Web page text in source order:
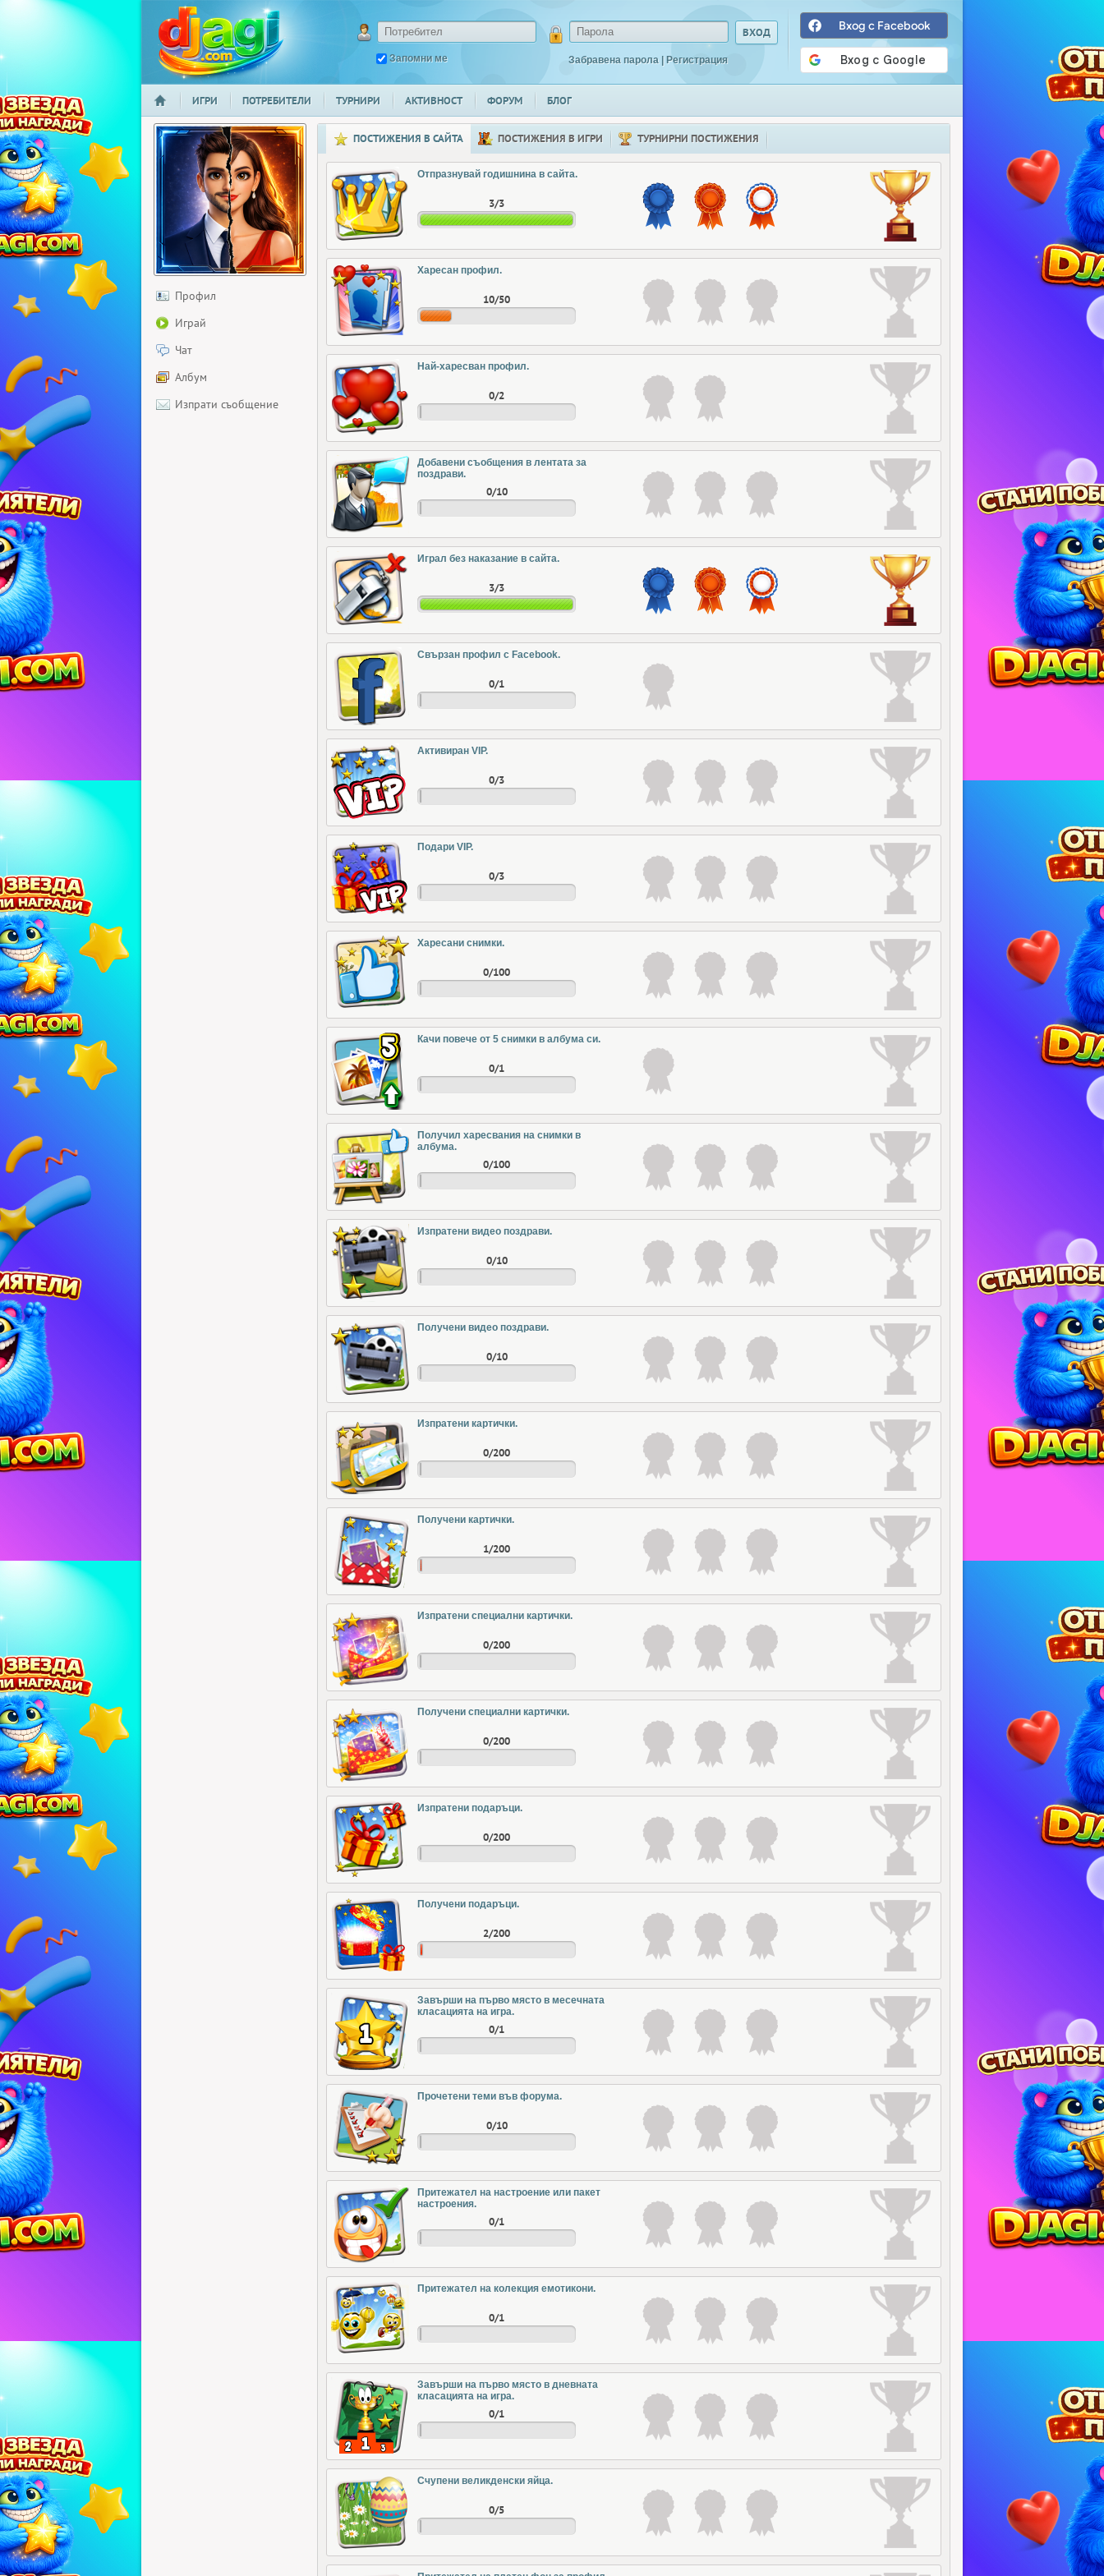
djagi.com
Запомни ме Забравена парола | Регистрация
Вход с Facebook
НАЧАЛО
ИГРИ ПОТРЕБИТЕЛИ ТУРНИРИ АКТИВНОСТ ФОРУМ БЛОГ
Профил
Играй
Чат
Албум
Изпрати съобщение
ПОСТИЖЕНИЯ В САЙТА ПОСТИЖЕНИЯ В ИГРИ ТУРНИРНИ ПОСТИЖЕНИЯ
Отпразнувай годишнина в сайта.
3/3
Харесан профил.
10/50
Най-харесван профил.
0/2
Добавени съобщения в лентата за
поздрави.
0/10
Играл без наказание в сайта.
3/3
Свързан профил с Facebook.
0/1
Активиран VIP.
0/3
Подари VIP.
0/3
Харесани снимки.
0/100
Качи повече от 5 снимки в албума си.
0/1
Получил харесвания на снимки в
албума.
0/100
Изпратени видео поздрави.
0/10
Получени видео поздрави.
0/10
Изпратени картички.
0/200
Получени картички.
1/200
Изпратени специални картички.
0/200
Получени специални картички.
0/200
Изпратени подаръци.
0/200
Получени подаръци.
2/200
Завърши на първо място в месечната
класацията на игра.
0/1
Прочетени теми във форума.
0/10
Притежател на настроение или пакет
настроения.
0/1
Притежател на колекция емотикони.
0/1
Завърши на първо място в дневната
класацията на игра.
0/1
Счупени великденски яйца.
0/5